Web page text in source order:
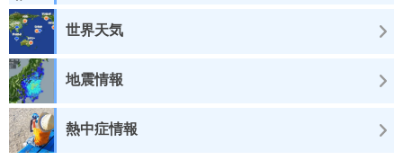
世界天気
地震情報
熱中症情報